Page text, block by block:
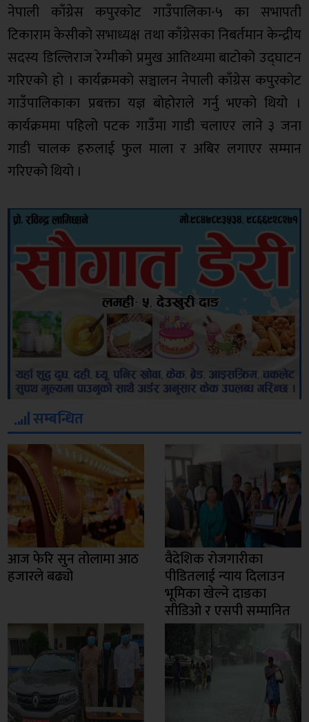
नेपाली काँग्रेस कपुरकोट गाउँपालिका-५ का सभापती
टिकाराम केसीको सभाध्यक्ष तथा काँग्रेसका निबर्तमान केन्द्रीय
सदस्य डिल्लिराज रेग्मीको प्रमुख आतिथ्यमा बाटोको उद्घाटन
गरिएको हो । कार्यक्रमको सञ्चालन नेपाली काँग्रेस कपुरकोट
गाउँपालिकाका प्रबक्ता यज्ञ बोहोराले गर्नु भएको थियो ।
कार्यक्रममा पहिलो पटक गाउँमा गाडी चलाएर लाने ३ जना
गाडी चालक हरुलाई फुल माला र अबिर लगाएर सम्मान
गरिएको थियो ।
सम्बन्धित
आज फेरि सुन तोलामा आठ
हजारले बढ्यो
वैदेशिक रोजगारीका
पीडितलाई न्याय दिलाउन
भूमिका खेल्ने दाङका
सीडिओ र एसपी सम्मानित